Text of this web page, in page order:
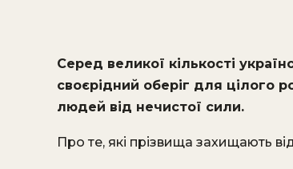
Серед великої кількості
своєрідний оберіг для цілого
людей від нечистої сили.
Про те, які прізвища захищають